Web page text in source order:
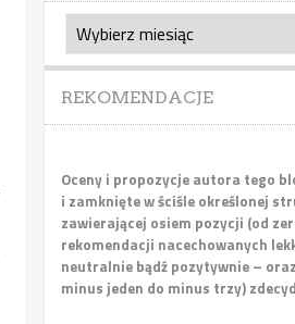
Recenzje
archiwalne
REKOMENDACJE
Oceny i propozycje autora tego
i zamknięte w ściśle określonej
zawierającej osiem pozycji (od
rekomendacji nacechowanych
neutralnie bądź pozytywnie –
minus jeden do minus trzy)